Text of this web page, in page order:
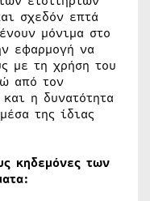
σχεδόν επτά
μόνιμα στο
εφαρμογή να
με τη χρήση του
από τον
η δυνατότητα
της ίδιας
κηδεμόνες των